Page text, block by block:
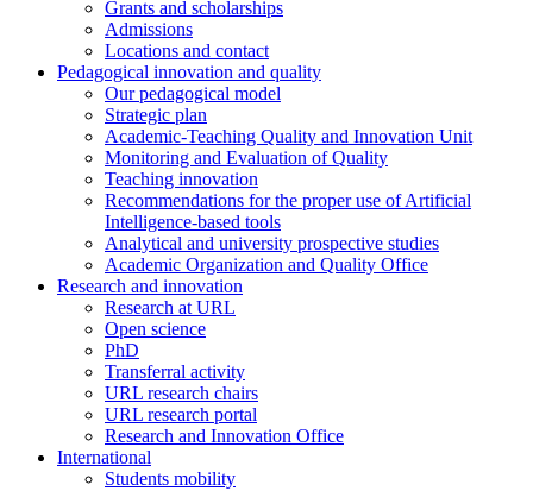
Grants and scholarships
Admissions
Locations and contact
Pedagogical innovation and quality
Our pedagogical model
Strategic plan
Academic-Teaching Quality and Innovation Unit
Monitoring and Evaluation of Quality
Teaching innovation
Recommendations for the proper use of Artificial
Intelligence-based tools
Analytical and university prospective studies
Academic Organization and Quality Office
Research and innovation
Research at URL
Open science
PhD
Transferral activity
URL research chairs
URL research portal
Research and Innovation Office
International
Students mobility